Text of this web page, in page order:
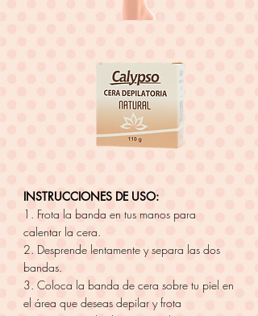
INSTRUCCIONES DE USO:
1. Frota la banda en tus manos para
calentar la cera.
2. Desprende lentamente y separa las dos
bandas.
3. Coloca la banda de cera sobre tu piel en
el área que deseas depilar y frota